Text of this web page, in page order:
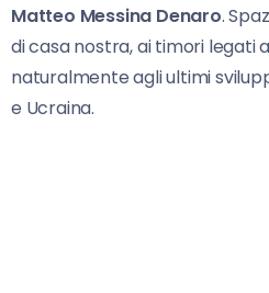
Matteo Messina Denaro.
di casa nostra, ai timori legati
naturalmente agli ultimi
e Ucraina.